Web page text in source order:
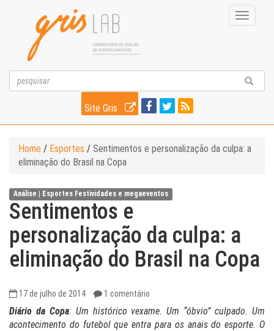
Toggle
Site Gris
Home / Esportes / Sentimentos e personalização da culpa: a
eliminação do Brasil na Copa
Análise | Esportes Festividades e megaeventos
Sentimentos e
personalização da culpa: a
eliminação do Brasil na Copa
17 de julho de 2014 1 comentário
Diário da Copa: Um histórico vexame. Um “óbvio” culpado. Um
acontecimento do futebol que entra para os anais do esporte. O